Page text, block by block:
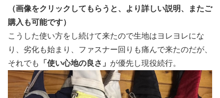
（画像をクリックしてもらうと、より詳しい説明、またご
購入も可能です）
こうした使い方をし続けて来たので生地はヨレヨレにな
り、劣化も始まり、ファスナー回りも痛んで来たのだが、
それでも
「使い心地の良さ」 が優先し現役続行。